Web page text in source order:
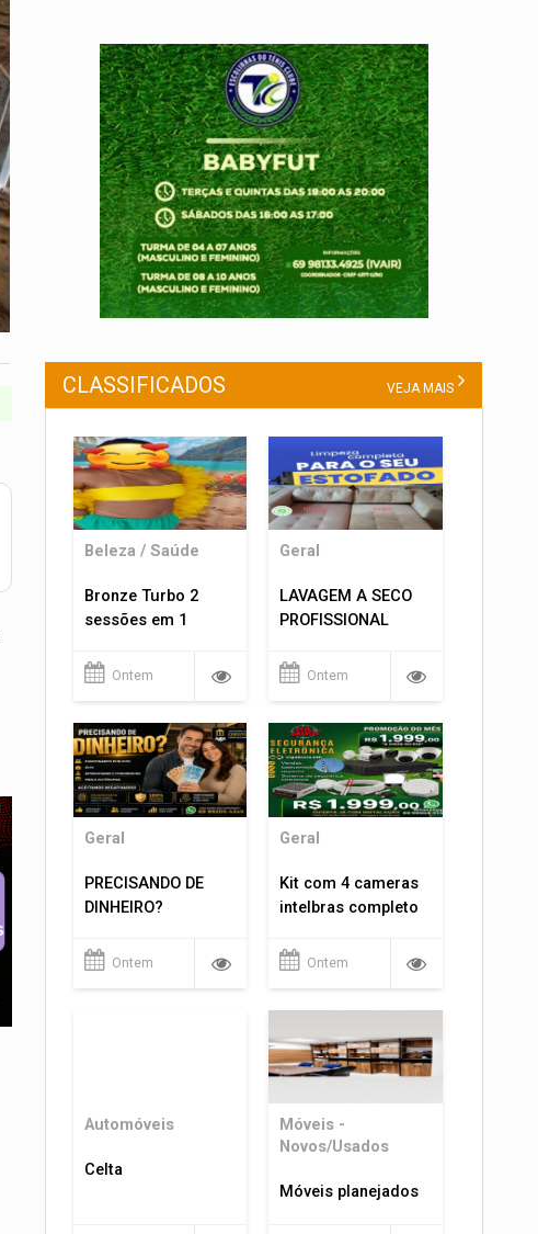
CLASSIFICADOS VEJA MAIS
Beleza / Saúde
Bronze Turbo 2
sessões em 1
Ontem
Geral
LAVAGEM A SECO
PROFISSIONAL
Ontem
Geral
PRECISANDO DE
DINHEIRO?
Ontem
Geral
Kit com 4 cameras
intelbras completo
Ontem
Automóveis
Celta
Móveis -
Novos/Usados
Móveis planejados